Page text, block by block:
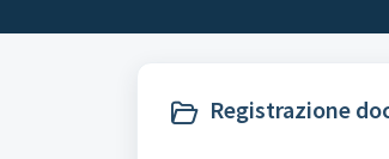
Registrazione